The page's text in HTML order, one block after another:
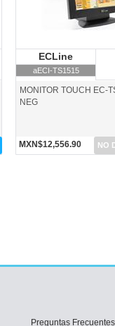
ECLine
aECI-TS1515
MONITOR TOUCH EC-
NEG
MXN$12,556.90 NO
Preguntas Frecuentes